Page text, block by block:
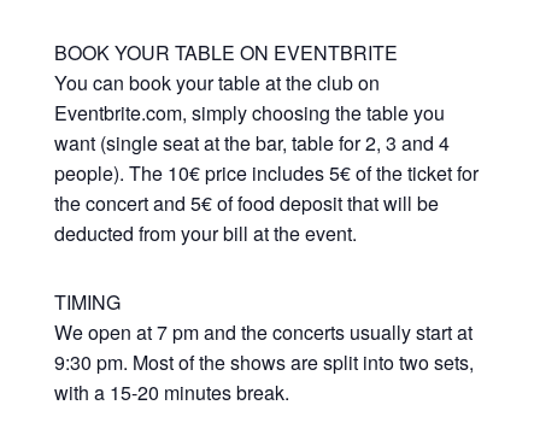
BOOK YOUR TABLE ON EVENTBRITE
You can book your table at the club on
Eventbrite.com, simply choosing the table you
want (single seat at the bar, table for 2, 3 and 4
people). The 10€ price includes 5€ of the ticket for
the concert and 5€ of food deposit that will be
deducted from your bill at the event.
TIMING
We open at 7 pm and the concerts usually start at
9:30 pm. Most of the shows are split into two sets,
with a 15-20 minutes break.